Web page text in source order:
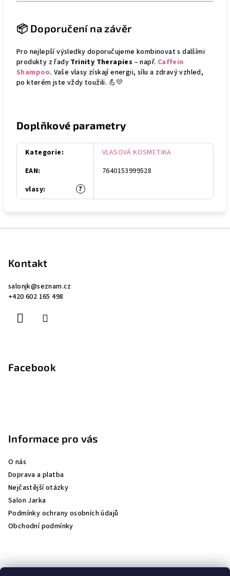
📦 Doporučení na závěr
Pro nejlepší výsledky doporučujeme kombinovat s dalšími
produkty z řady Trinity Therapies – např. Caffein
Shampoo. Vaše vlasy získají energii, sílu a zdravý vzhled,
po kterém jste vždy toužili. 💪💛
Doplňkové parametry
Kategorie:
VLASOVÁ KOSMETIKA
EAN:
7640153999528
?
vlasy:
Kontakt
salonjk@seznam.cz
+420 602 165 498
Facebook
Informace pro vás
O nás
Doprava a platba
Nejčastější otázky
Salon Jarka
Podmínky ochrany osobních údajů
Obchodní podmínky